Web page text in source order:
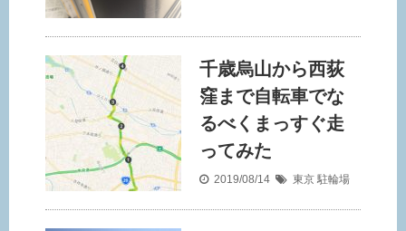
千歳烏山から西荻
窪まで自転車でな
るべくまっすぐ走
ってみた
2019/08/14 東京 駐輪場